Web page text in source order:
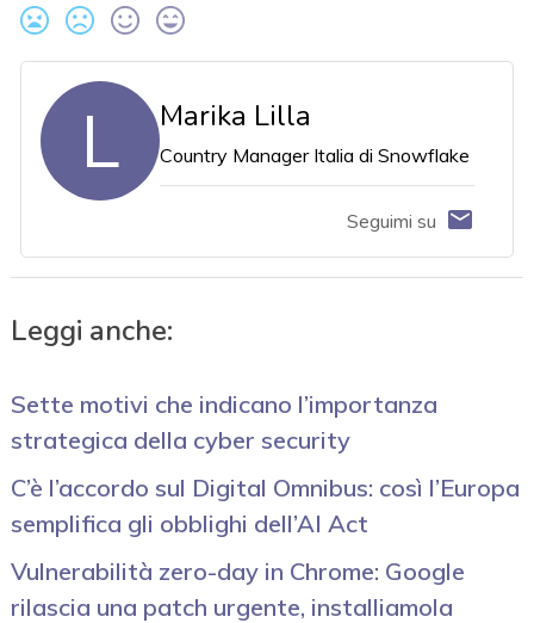
L Marika Lilla
Country Manager Italia di Snowflake
Seguimi su
Leggi anche:
Sette motivi che indicano l’importanza
strategica della cyber security
C’è l’accordo sul Digital Omnibus: così l’Europa
semplifica gli obblighi dell’AI Act
Vulnerabilità zero-day in Chrome: Google
rilascia una patch urgente, installiamola